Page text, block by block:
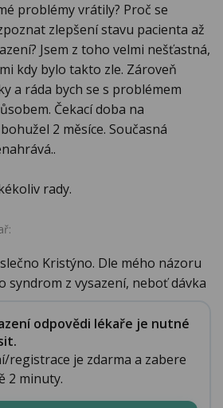
problémy vrátily? Proč se
zlepšení stavu pacienta až
Jsem z toho velmi nešťastná,
kdy bylo takto zle. Zároveň
a ráda bych se s problémem
Čekací doba na
2 měsíce. Současná
rady.
Kristýno. Dle mého názoru
syndrom z vysazení, neboť dávka
odpovědi lékaře je nutné
registrace je zdarma a zabere
2 minuty.